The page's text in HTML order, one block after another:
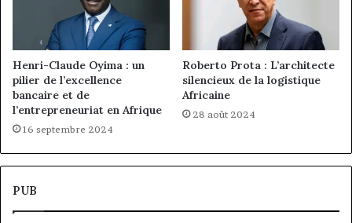
Henri-Claude Oyima : un
pilier de l’excellence
bancaire et de
l’entrepreneuriat en Afrique
16 septembre 2024
Roberto Prota : L’architecte
silencieux de la logistique
Africaine
28 août 2024
PUB